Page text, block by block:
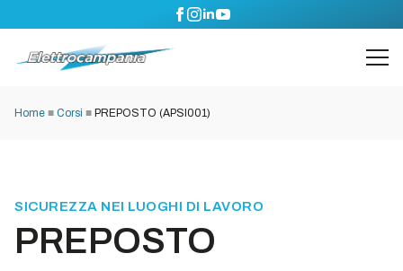
Home ■ Corsi ■ PREPOSTO (APSI001)
SICUREZZA NEI LUOGHI DI LAVORO
PREPOSTO